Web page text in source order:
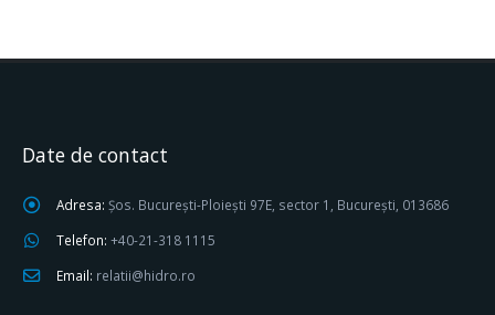
Date de contact
Adresa: Șos. București-Ploiești 97E, sector 1, București, 013686
Telefon: +40-21-318 1115
Email: relatii@hidro.ro